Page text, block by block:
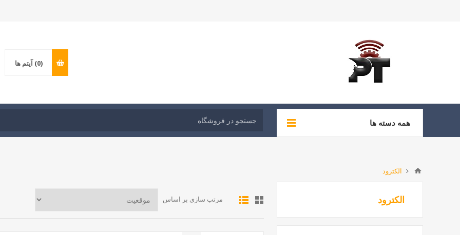
(0) آیتم ها
همه دسته ها
الکترود
مرتب سازی بر اساس الکترود